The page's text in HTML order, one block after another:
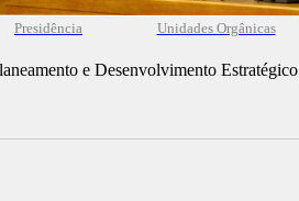
Presidência Unidades Orgânicas
e Desenvolvimento Estratégico